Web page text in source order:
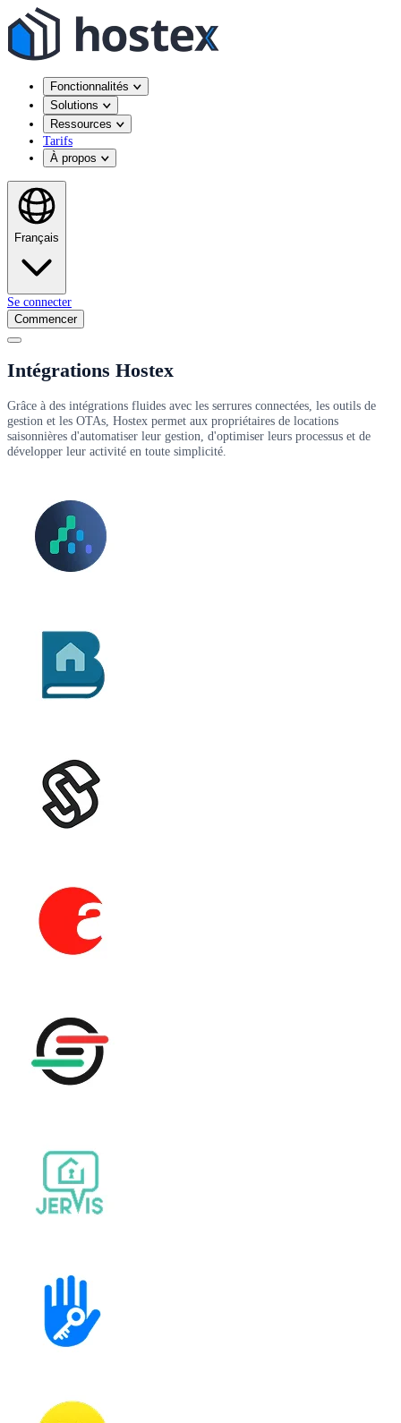
Fonctionnalités
Solutions
Ressources
Tarifs
À propos
Français
Se connecter
Commencer
Intégrations Hostex
Grâce à des intégrations fluides avec les serrures connectées, les outils de
gestion et les OTAs, Hostex permet aux propriétaires de locations
saisonnières d'automatiser leur gestion, d'optimiser leurs processus et de
développer leur activité en toute simplicité.